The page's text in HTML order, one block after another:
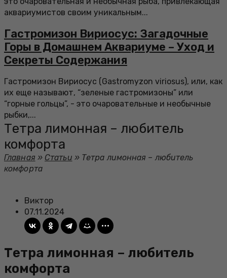
аквариумистов своим уникальным...
Гастромизон Вириосус: Загадочные
Горы в Домашнем Аквариуме – Уход и
Секреты Содержания
Гастромизон Вириосус (Gastromyzon viriosus), или, как
их еще называют, “зеленые гастромизоны” или
“горные гольцы”, - это очаровательные и необычные
рыбки,...
Тетра лимонная – любитель
комфорта
Главная » Статьи » Тетра лимонная – любитель
комфорта
Виктор
07.11.2024
Тетра лимонная – любитель
комфорта